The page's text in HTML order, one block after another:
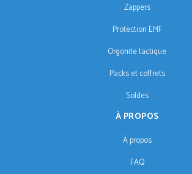
Zappers
Protection EMF
Orgonite tactique
Packs et coffrets
Soldes
À PROPOS
À propos
FAQ